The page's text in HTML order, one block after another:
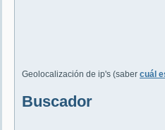
Geolocalización de ip's (saber cuál
Buscador